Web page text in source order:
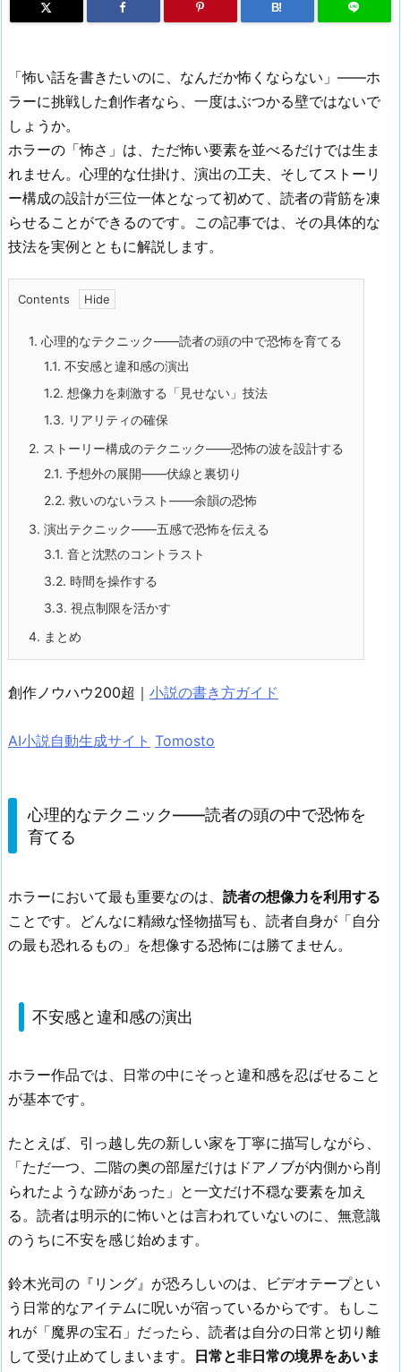
B!
「怖い話を書きたいのに、なんだか怖くならない」——ホ
ラーに挑戦した創作者なら、一度はぶつかる壁ではないで
しょうか。
ホラーの「怖さ」は、ただ怖い要素を並べるだけでは生ま
れません。心理的な仕掛け、演出の工夫、そしてストーリ
ー構成の設計が三位一体となって初めて、読者の背筋を凍
らせることができるのです。この記事では、その具体的な
技法を実例とともに解説します。
Contents
1. 心理的なテクニック——読者の頭の中で恐怖を育てる
1.1. 不安感と違和感の演出
1.2. 想像力を刺激する「見せない」技法
1.3. リアリティの確保
2. ストーリー構成のテクニック——恐怖の波を設計する
2.1. 予想外の展開——伏線と裏切り
2.2. 救いのないラスト——余韻の恐怖
3. 演出テクニック——五感で恐怖を伝える
3.1. 音と沈黙のコントラスト
3.2. 時間を操作する
3.3. 視点制限を活かす
4. まとめ
創作ノウハウ200超｜ 小説の書き方ガイド
AI小説自動生成サイト Tomosto
心理的なテクニック——読者の頭の中で恐怖を
育てる
ホラーにおいて最も重要なのは、 読者の想像力を利用する
ことです。どんなに精緻な怪物描写も、読者自身が「自分
の最も恐れるもの」を想像する恐怖には勝てません。
不安感と違和感の演出
ホラー作品では、日常の中にそっと違和感を忍ばせること
が基本です。
たとえば、引っ越し先の新しい家を丁寧に描写しながら、
「ただ一つ、二階の奥の部屋だけはドアノブが内側から削
られたような跡があった」と一文だけ不穏な要素を加え
る。読者は明示的に怖いとは言われていないのに、無意識
のうちに不安を感じ始めます。
鈴木光司の『リング』が恐ろしいのは、ビデオテープとい
う日常的なアイテムに呪いが宿っているからです。もしこ
れが「魔界の宝石」だったら、読者は自分の日常と切り離
して受け止めてしまいます。
日常と非日常の境界をあいま